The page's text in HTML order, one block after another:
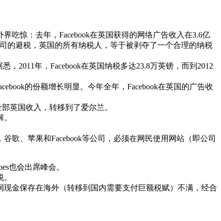
吃惊：去年，Facebook在英国获得的网络广告收入在3.6亿
的避税，英国的所有纳税人，等于被剥夺了一个合理的纳税
，2011年，Facebook在英国纳税多达23.8万英镑，而到2012
的份额增长明显。今年全年，Facebook在英国的广告收
英国收入，转移到了爱尔兰。
歌、苹果和Facebook等公司，必须在网民使用网站（即公司
也会出席峰会。
金保存在海外（转移到国内需要支付巨额税赋）不满，经合